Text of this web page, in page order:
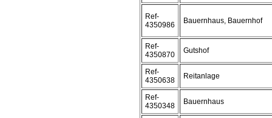
Ref-
4350986
Bauernhaus, Bauernhof
Ref-
4350870
Gutshof
Ref-
4350638
Reitanlage
Ref-
4350348
Bauernhaus